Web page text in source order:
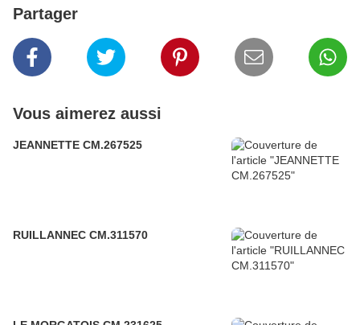
Partager
Vous aimerez aussi
JEANNETTE CM.267525
RUILLANNEC CM.311570